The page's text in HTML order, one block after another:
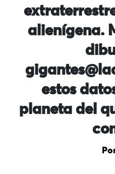
alienígena.
estos
planeta del